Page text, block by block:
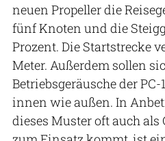
neuen Propeller die
fünf Knoten und die
Prozent. Die Startstrecke
Meter. Außerdem sollen
Betriebsgeräusche der
innen wie außen. In
dieses Muster oft auch als